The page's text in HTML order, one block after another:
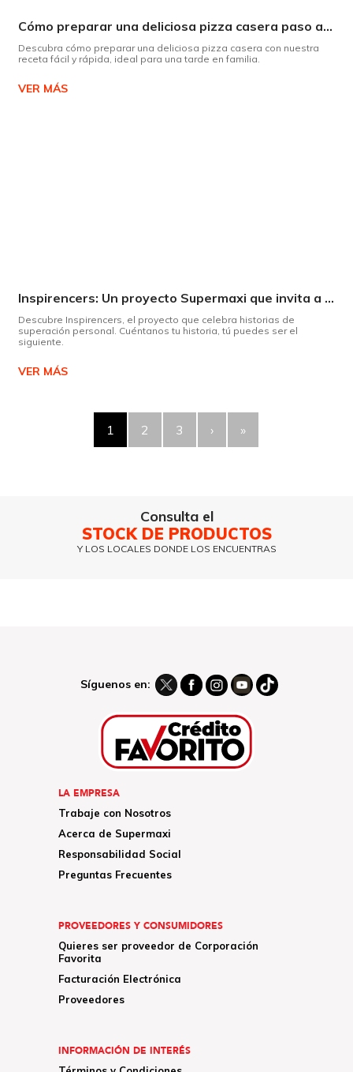
Cómo preparar una deliciosa pizza casera paso a paso
Descubra cómo preparar una deliciosa pizza casera con nuestra
receta fácil y rápida, ideal para una tarde en familia.
VER MÁS
Inspirencers: Un proyecto Supermaxi que invita a ser parte del cambio.
Descubre Inspirencers, el proyecto que celebra historias de
superación personal. Cuéntanos tu historia, tú puedes ser el
siguiente.
VER MÁS
1 2 3 › »
Consulta el
STOCK DE PRODUCTOS
Y LOS LOCALES DONDE LOS ENCUENTRAS
Síguenos en:
LA EMPRESA
Trabaje con Nosotros
Acerca de Supermaxi
Responsabilidad Social
Preguntas Frecuentes
PROVEEDORES Y CONSUMIDORES
Quieres ser proveedor de Corporación
Favorita
Facturación Electrónica
Proveedores
INFORMACIÓN DE INTERÉS